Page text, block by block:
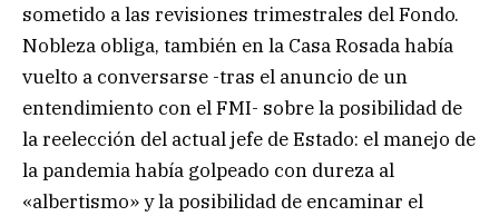
sometido a las revisiones trimestrales del Fondo.
Nobleza obliga, también en la Casa Rosada había
vuelto a conversarse -tras el anuncio de un
entendimiento con el FMI- sobre la posibilidad de
la reelección del actual jefe de Estado: el manejo de
la pandemia había golpeado con dureza al
«albertismo» y la posibilidad de encaminar el